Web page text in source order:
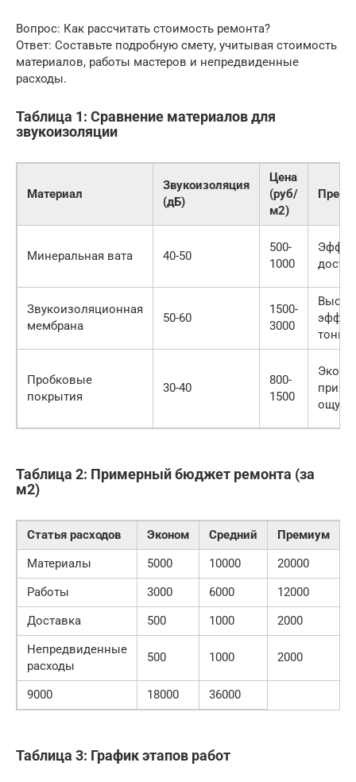
Вопрос: Как рассчитать стоимость ремонта?
Ответ: Составьте подробную смету, учитывая стоимость
материалов, работы мастеров и непредвиденные
расходы.
Таблица 1: Сравнение материалов для
звукоизоляции
Материал
Звукоизоляция
(дБ)
Цена
(руб/
м2)
Минеральная вата 40-50
500-
1000
Звукоизоляционная
мембрана
50-60
1500-
3000
тонкая
Пробковые
покрытия
30-40
800-
1500
ощупь
Таблица 2: Примерный бюджет ремонта (за
м2)
Статья расходов Эконом Средний
Премиум
Материалы
5000 10000
20000
Работы
3000 6000
12000
Доставка
500 1000
2000
Непредвиденные
расходы
500 1000 2000
9000 18000 36000
Таблица 3: График этапов работ